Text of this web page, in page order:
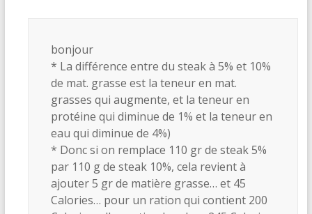
bonjour
* La différence entre du steak à 5% et 10%
de mat. grasse est la teneur en mat.
grasses qui augmente, et la teneur en
protéine qui diminue de 1% et la teneur en
eau qui diminue de 4%)
* Donc si on remplace 110 gr de steak 5%
par 110 g de steak 10%, cela revient à
ajouter 5 gr de matière grasse… et 45
Calories… pour un ration qui contient 200